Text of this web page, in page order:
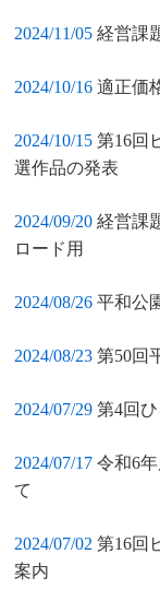
2024/11/05 経営課
2024/10/16 適正価
2024/10/15 第16回
選作品の発表
2024/09/20 経営課
ロード用
2024/08/26 平和公
2024/08/23 第50回
2024/07/29 第4回
2024/07/17 令和6
て
2024/07/02 第16回
案内